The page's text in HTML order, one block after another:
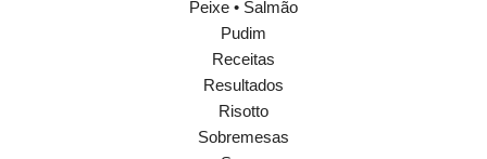
Peixe • Salmão
Pudim
Receitas
Resultados
Risotto
Sobremesas